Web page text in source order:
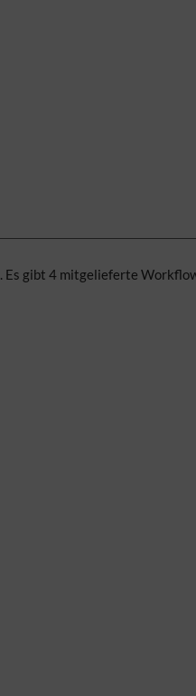
Es gibt 4 mitgelieferte